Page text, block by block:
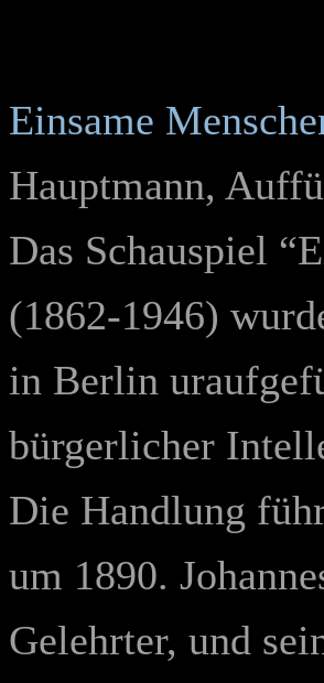
Einsame
Hauptmann,
Das Schauspiel
(1862-1946)
in Berlin
bürgerlicher
Die Handlung
um 1890.
Gelehrter, und